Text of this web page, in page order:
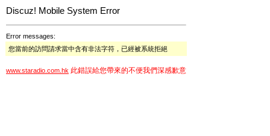
Discuz! Mobile System Error
Error messages:
您當前的訪問請求當中含有非法字符，已經被系統拒絕
www.staradio.com.hk 此錯誤給您帶來的不便我們深感歉意